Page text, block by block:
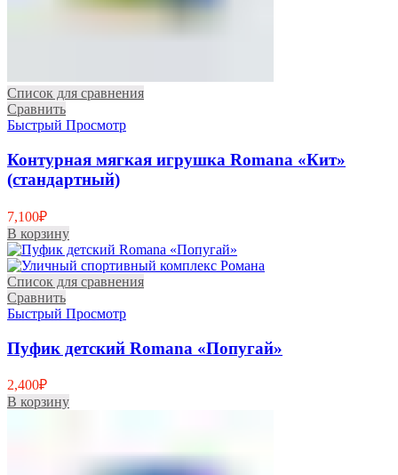
Список для сравнения
Сравнить
Быстрый Просмотр
Контурная мягкая игрушка Romana «Кит»
(стандартный)
7,100₽
В корзину
Список для сравнения
Сравнить
Быстрый Просмотр
Пуфик детский Romana «Попугай»
2,400₽
В корзину